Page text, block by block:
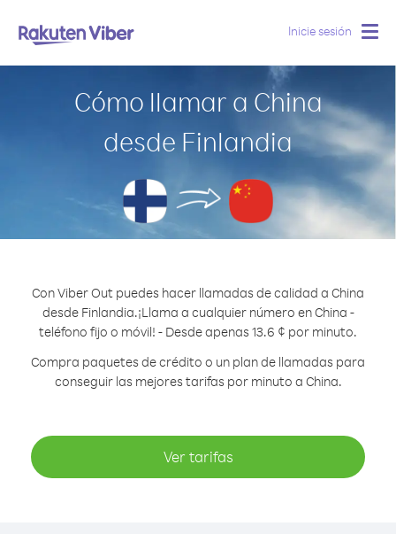
Inicie sesión
Cómo llamar a China
desde Finlandia
Con Viber Out puedes hacer llamadas de calidad a China
desde Finlandia.¡Llama a cualquier número en China -
teléfono fijo o móvil! - Desde apenas 13.6 ¢ por minuto.
Compra paquetes de crédito o un plan de llamadas para
conseguir las mejores tarifas por minuto a China.
Ver tarifas